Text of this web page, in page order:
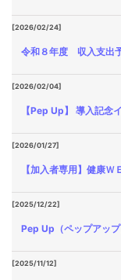
[2026/02/24]
令和８年度 収入支出
[2026/02/04]
【Pep Up】 導入記念
[2026/01/27]
【加入者専用】健康
[2025/12/22]
Pep Up（ペップアッ
[2025/11/12]